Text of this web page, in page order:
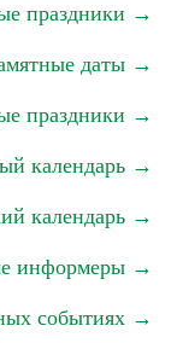
праздники →
даты →
праздники →
календарь →
календарь →
информеры →
событиях →